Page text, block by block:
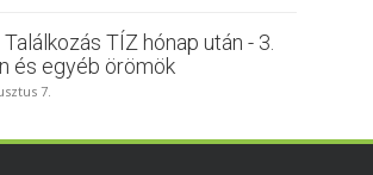
Találkozás TÍZ hónap után - 3.
és egyéb örömök
7.